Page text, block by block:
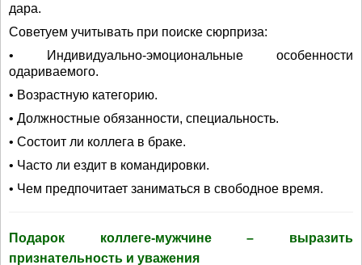
дара.
Советуем учитывать при поиске сюрприза:
• Индивидуально-эмоциональные особенности
одариваемого.
• Возрастную категорию.
• Должностные обязанности, специальность.
• Состоит ли коллега в браке.
• Часто ли ездит в командировки.
• Чем предпочитает заниматься в свободное время.
Подарок коллеге-мужчине – выразить
признательность и уважения